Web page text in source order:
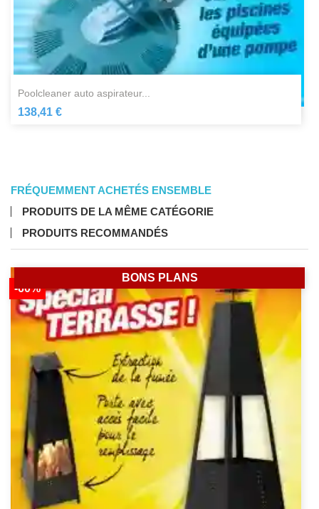
poolcleaner auto aspirateur...
138,41 €
FRÉQUEMMENT ACHETÉS ENSEMBLE
PRODUITS DE LA MÊME CATÉGORIE
PRODUITS RECOMMANDÉS
-60%
BONS PLANS